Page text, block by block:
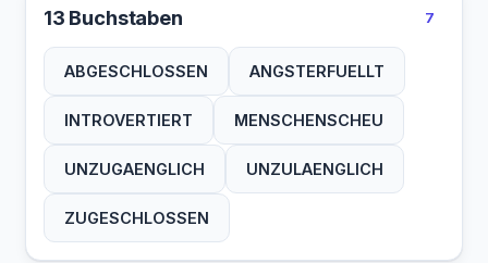
13 Buchstaben 7
ABGESCHLOSSEN ANGSTERFUELLT
INTROVERTIERT MENSCHENSCHEU
UNZUGAENGLICH UNZULAENGLICH
ZUGESCHLOSSEN